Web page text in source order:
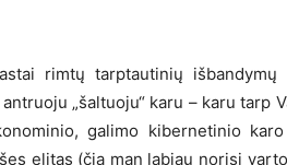
rimtų tarptautinių
„šaltuoju“ karu – karu tarp
galimo kibernetinio
elitas (čia man labiau norisi